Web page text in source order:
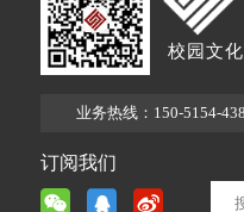
校园文
业务热线：150-5154-
订阅我们